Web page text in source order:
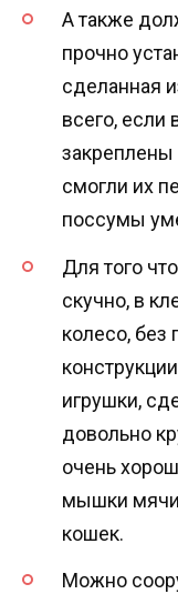
А также
прочно
сделанная
всего, если
закреплены
смогли их
поссумы
Для того
скучно, в
колесо, без
игрушки,
довольно
очень
мышки
кошек.
Можно